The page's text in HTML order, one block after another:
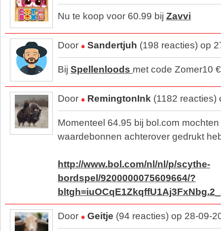
Nu te koop voor 60.99 bij Zavvi
Door Sandertjuh (198 reacties) op
Bij Spellenloods met code Zomer10
Door RemingtonInk (1182 reacties)
Momenteel 64.95 bij bol.com
waardebonnen achterover gedrukt
http://www.bol.com/nl/nl/p/scythe-
bordspel/9200000075609664/?
Door Geitje (94 reacties) op 28-09-